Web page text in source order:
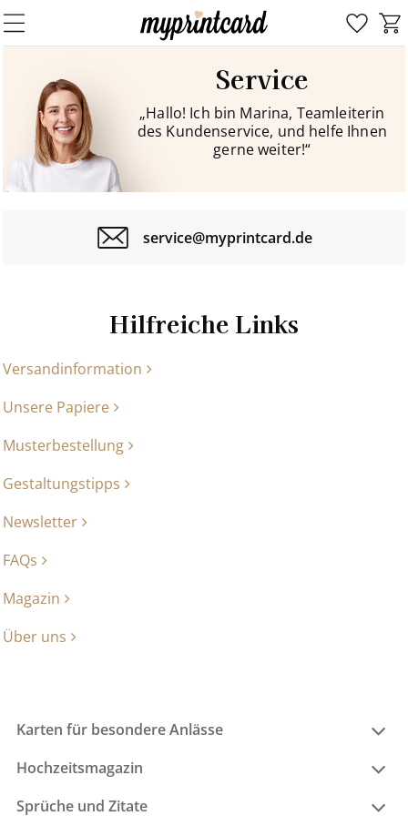
Service
„Hallo! Ich bin Marina, Teamleiterin
des Kundenservice, und helfe Ihnen
gerne weiter!“
service@myprintcard.de
Hilfreiche Links
Versandinformation
Unsere Papiere
Musterbestellung
Gestaltungstipps
Newsletter
FAQs
Magazin
Über uns
Karten für besondere Anlässe
Hochzeitsmagazin
Sprüche und Zitate